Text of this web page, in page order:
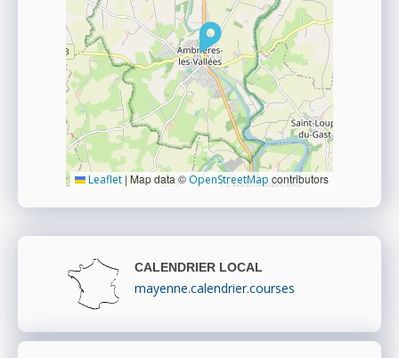
Leaflet | Map data ©OpenStreetMap contributors
CALENDRIER LOCAL
mayenne.calendrier.courses